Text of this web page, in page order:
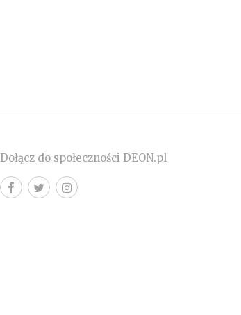
Dołącz do społeczności DEON.pl